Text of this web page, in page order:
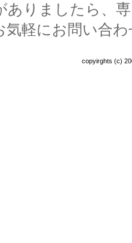
ありましたら、
軽にお問い合
copyirghts (c)